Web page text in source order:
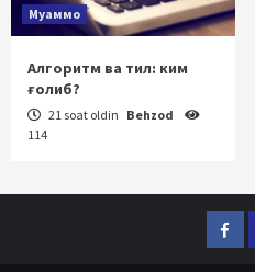
Муаммо
Алгоритм ва тил: ким
ғолиб?
21 soat oldin Behzod
114